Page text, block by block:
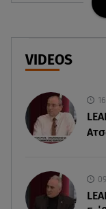
06.08.26 , 21:22
Ισραήλ -
υποθαλάσσιο
06.08.26 , 21:07
εξοπλισμού
06.08.26 , 20:49
06.08.26 , 20:25
VIDEOS